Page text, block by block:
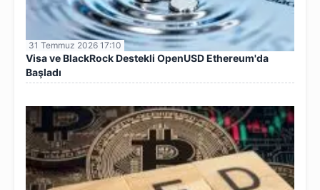
31 Temmuz 2026 17:10
Visa ve BlackRock Destekli OpenUSD Ethereum'da
Başladı